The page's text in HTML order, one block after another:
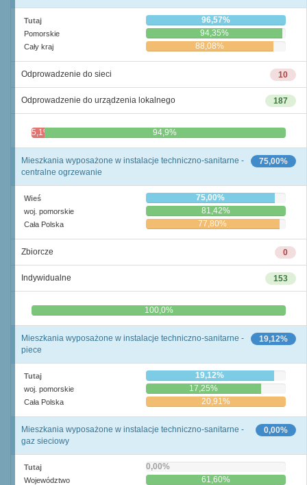
Tutaj 96,57%
Pomorskie 94,35%
Cały kraj 88,08%
10
Odprowadzenie do sieci
187
Odprowadzenie do urządzenia lokalnego
5,1% 94,9%
75,00%
Mieszkania wyposażone w instalacje techniczno-sanitarne -
centralne ogrzewanie
Wieś 75,00%
woj. pomorskie 81,42%
Cała Polska 77,80%
0
Zbiorcze
153
Indywidualne
0,0% 100,0%
19,12%
Mieszkania wyposażone w instalacje techniczno-sanitarne -
piece
Tutaj 19,12%
woj. pomorskie 17,25%
Cała Polska 20,91%
0,00%
Mieszkania wyposażone w instalacje techniczno-sanitarne -
gaz sieciowy
Tutaj 0,00%
Województwo 61,60%